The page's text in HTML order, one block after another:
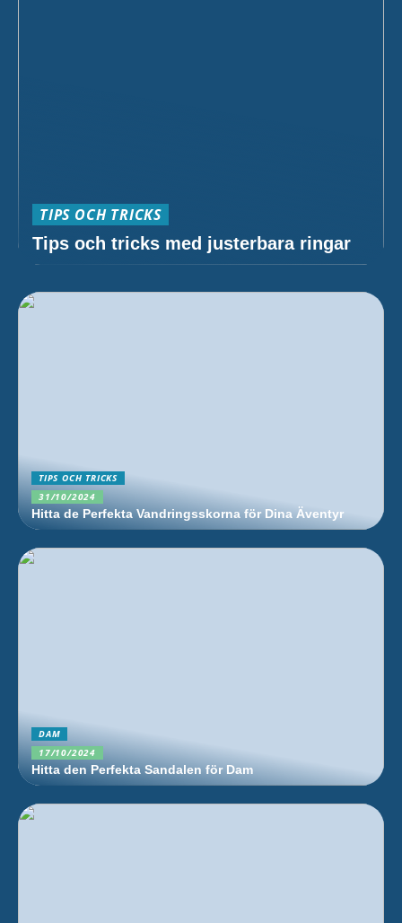
TIPS OCH TRICKS
Tips och tricks med justerbara ringar
TIPS OCH TRICKS
31/10/2024
Hitta de Perfekta Vandringsskorna för Dina Äventyr
DAM
17/10/2024
Hitta den Perfekta Sandalen för Dam